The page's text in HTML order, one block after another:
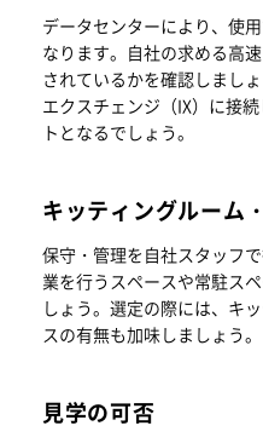
データセンターにより、使
なります。自社の求める高
されているかを確認しまし
エクスチェンジ（IX）に接
トとなるでしょう。
キッティングルーム
保守・管理を自社スタッフ
業を行うスペースや常駐ス
しょう。選定の際には、キ
スの有無も加味しましょう。
見学の可否